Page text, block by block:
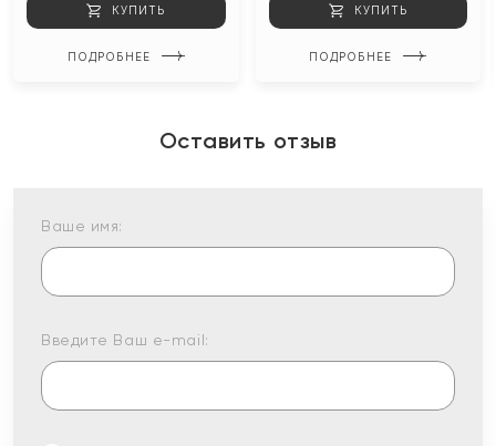
КУПИТЬ
ПОДРОБНЕЕ
КУПИТЬ
ПОДРОБНЕЕ
Оставить отзыв
Ваше имя:
Введите Ваш e-mail: